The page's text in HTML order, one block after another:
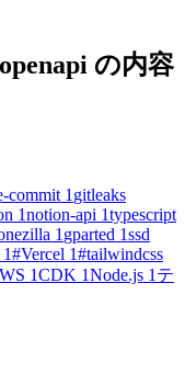
の内容
commit 1 gitleaks
1notion-api 1typescript
1 gparted 1ssd
1#Vercel 1#tailwindcss
1CDK 1Node.js 1 テ